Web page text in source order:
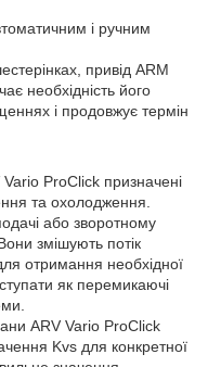
і ручним
привід ARM
необхідність його
і продовжує термін
ProClick призначені
та охолодження.
або зворотному
змішують потік
отримання необхідної
як перемикаючі
ARV Vario ProClick
Kvs для конкретної